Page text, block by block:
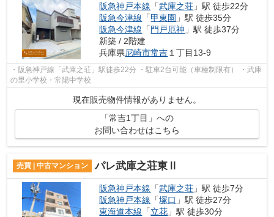
阪急神戸本線 「武庫之荘 」駅 徒歩22分
阪急今津線 「甲東園 」駅 徒歩35分
阪急今津線 「 門戸厄神 」駅 徒歩37分
新築 / 2階建
兵庫県尼崎市常吉 １丁目13-9
・阪急神戸線「武庫之荘」駅徒歩22分 ・駐車2台可能（車種制限有） ・武庫
の里小学校・常陽中学校
現在販売物件情報がありません。
「常吉1丁目」への
お問い合わせはこちら
売買 | 中古マンション パレ武庫之荘東Ⅱ
阪急神戸本線 「武庫之荘 」駅 徒歩7分
阪急神戸本線 「塚口 」駅 徒歩27分
東海道本線 「立花 」駅 徒歩30分